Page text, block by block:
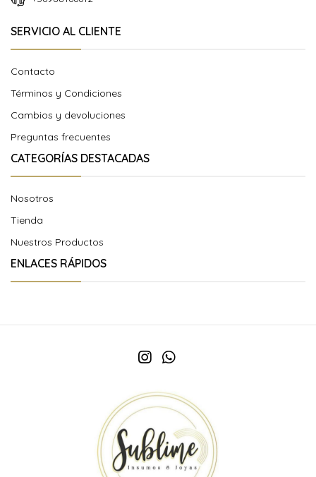
SERVICIO AL CLIENTE
Contacto
Términos y Condiciones
Cambios y devoluciones
Preguntas frecuentes
CATEGORÍAS DESTACADAS
Nosotros
Tienda
Nuestros Productos
ENLACES RÁPIDOS